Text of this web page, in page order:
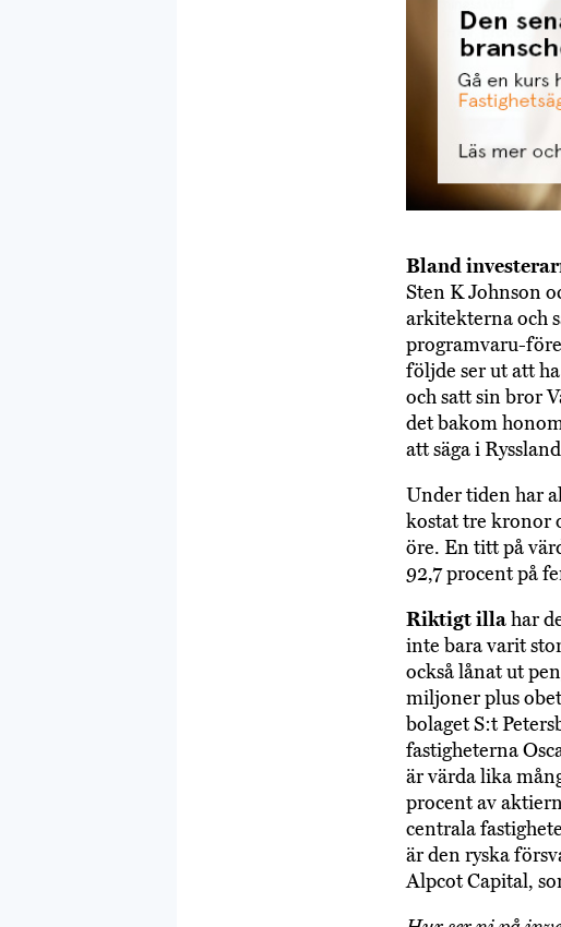
Bland
Sten K Johnson
arkitekterna och
programvaru-
följde ser ut att
och satt sin bror
det bakom
att säga i
Under tiden har
kostat tre kronor
öre. En titt på
92,7 procent på
Riktigt illahar
inte bara varit
också lånat ut
miljoner plus
bolaget S:t
fastigheterna
är värda lika
procent av
centrala
är den ryska
Alpcot Capital,